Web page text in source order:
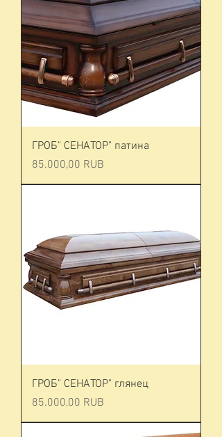
ГРОБ" СЕНАТОР" патина
Prezzo
85.000,00 RUB
ГРОБ" СЕНАТОР" глянец
Prezzo
85.000,00 RUB